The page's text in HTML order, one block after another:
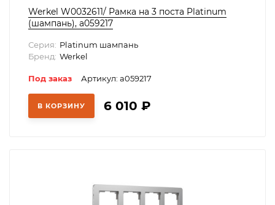
Werkel W0032611/ Рамка на 3 поста Platinum
(шампань), a059217
Серия: Platinum шампань
Бренд: Werkel
Под заказ Артикул: a059217
В КОРЗИНУ 6 010 ₽